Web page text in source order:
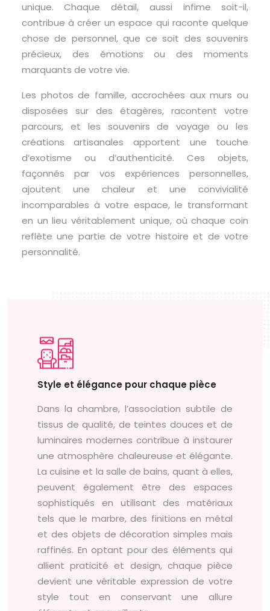
unique. Chaque détail, aussi infime soit-il,
contribue à créer un espace qui raconte quelque
chose de personnel, que ce soit des souvenirs
précieux, des émotions ou des moments
marquants de votre vie.
Les photos de famille, accrochées aux murs ou
disposées sur des étagères, racontent votre
parcours, et les souvenirs de voyage ou les
créations artisanales apportent une touche
d’exotisme ou d’authenticité. Ces objets,
façonnés par vos expériences personnelles,
ajoutent une chaleur et une convivialité
incomparables à votre espace, le transformant
en un lieu véritablement unique, où chaque coin
reflète une partie de votre histoire et de votre
personnalité.
Style et élégance pour chaque pièce
Dans la chambre, l’association subtile de
tissus de qualité, de teintes douces et de
luminaires modernes contribue à instaurer
une atmosphère chaleureuse et élégante.
La cuisine et la salle de bains, quant à elles,
peuvent également être des espaces
sophistiqués en utilisant des matériaux
tels que le marbre, des finitions en métal
et des objets de décoration simples mais
raffinés. En optant pour des éléments qui
allient praticité et design, chaque pièce
devient une véritable expression de votre
style tout en conservant une allure